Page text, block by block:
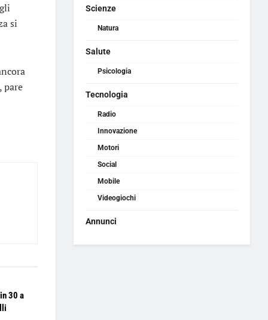
si
pare
30 a
Scienze
Natura
Salute
Psicologia
Tecnologia
Radio
Innovazione
Motori
Social
Mobile
Videogiochi
Annunci